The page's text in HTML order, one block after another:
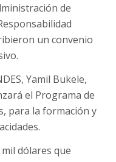
de
un convenio
Yamil Bukele,
el Programa de
para la formación y
dólares que